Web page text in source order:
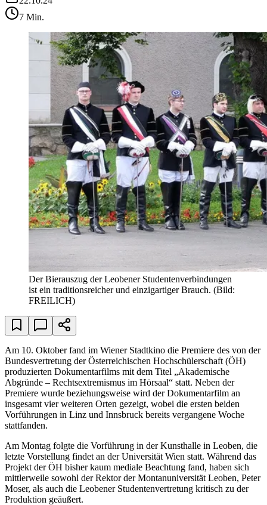
7 Min.
Der Bierauszug der Leobener Studentenverbindungen
ist ein traditionsreicher und einzigartiger Brauch. (Bild:
FREILICH)
Am 10. Oktober fand im Wiener Stadtkino die Premiere des von der
Bundesvertretung der Österreichischen Hochschülerschaft (ÖH)
produzierten Dokumentarfilms mit dem Titel „Akademische
Abgründe – Rechtsextremismus im Hörsaal“ statt. Neben der
Premiere wurde beziehungsweise wird der Dokumentarfilm an
insgesamt vier weiteren Orten gezeigt, wobei die ersten beiden
Vorführungen in Linz und Innsbruck bereits vergangene Woche
stattfanden.
Am Montag folgte die Vorführung in der Kunsthalle in Leoben, die
letzte Vorstellung findet an der Universität Wien statt. Während das
Projekt der ÖH bisher kaum mediale Beachtung fand, haben sich
mittlerweile sowohl der Rektor der Montanuniversität Leoben, Peter
Moser, als auch die Leobener Studentenvertretung kritisch zu der
Produktion geäußert.